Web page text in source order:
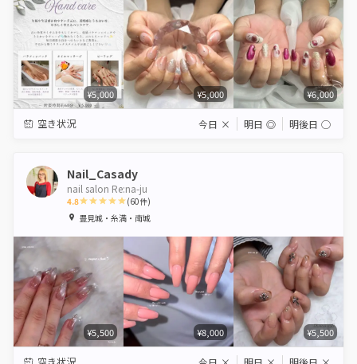
¥5,000 ¥5,000 ¥6,000
空き状況 今日 × 明日 ◎ 明後日 ◯
Nail_Casady
nail salon Re:na-ju
4.8
1 2 3 4 5
(60件)
豊見城・糸満・南城
¥5,500 ¥8,000 ¥5,500